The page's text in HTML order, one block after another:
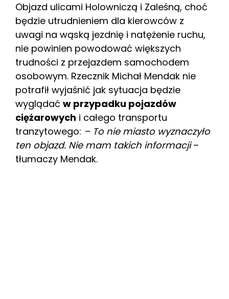
Objazd ulicami Holowniczą i Zaleśną, choć
będzie utrudnieniem dla kierowców z
uwagi na wąską jezdnię i natężenie ruchu,
nie powinien powodować większych
trudności z przejazdem samochodem
osobowym. Rzecznik Michał Mendak nie
potrafił wyjaśnić jak sytuacja będzie
wyglądać w przypadku pojazdów
ciężarowych i całego transportu
tranzytowego: – To nie miasto wyznaczyło
ten objazd. Nie mam takich informacji–
tłumaczy Mendak.